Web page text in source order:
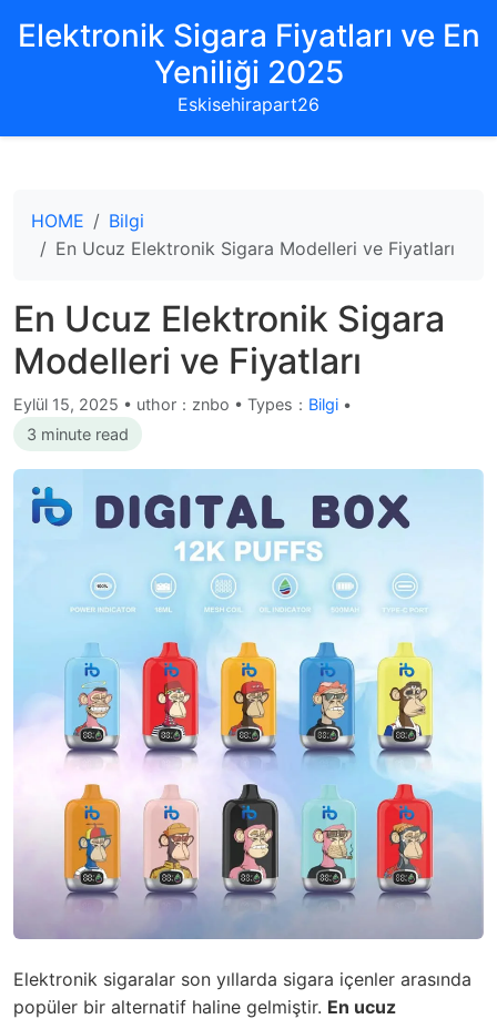
Elektronik Sigara Fiyatları ve En
Yeniliği 2025
Eskisehirapart26
HOME
Bilgi
En Ucuz Elektronik Sigara Modelleri ve Fiyatları
En Ucuz Elektronik Sigara
Modelleri ve Fiyatları
Eylül 15, 2025 • uthor：znbo • Types： Bilgi •
3 minute read
Elektronik sigaralar son yıllarda sigara içenler arasında
popüler bir alternatif haline gelmiştir. En ucuz